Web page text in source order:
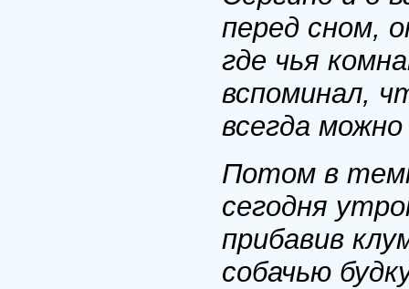
перед сном,
где чья
вспоминал,
всегда
Потом в
сегодня
прибавив
собачью